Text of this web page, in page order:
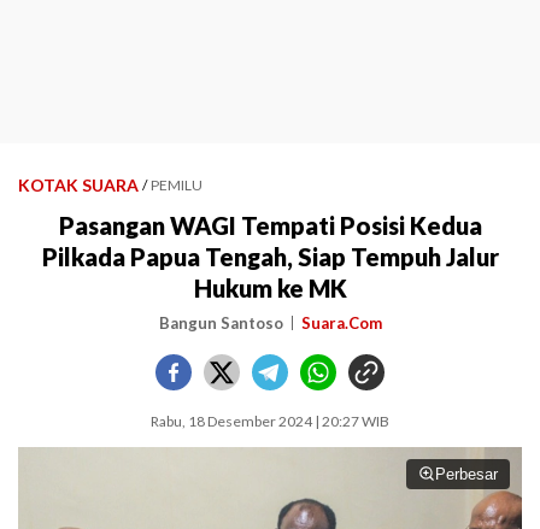
KOTAK SUARA / PEMILU
Pasangan WAGI Tempati Posisi Kedua
Pilkada Papua Tengah, Siap Tempuh Jalur
Hukum ke MK
Bangun Santoso Suara.Com
Rabu, 18 Desember 2024 | 20:27 WIB
Perbesar